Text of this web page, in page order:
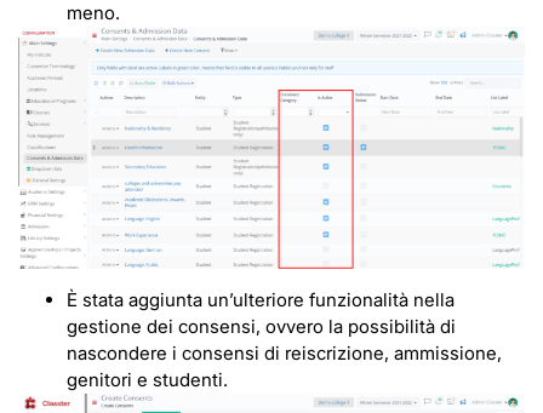
meno.
È stata aggiunta un’ulteriore funzionalità nella
gestione dei consensi, ovvero la possibilità di
nascondere i consensi di reiscrizione, ammissione,
genitori e studenti.